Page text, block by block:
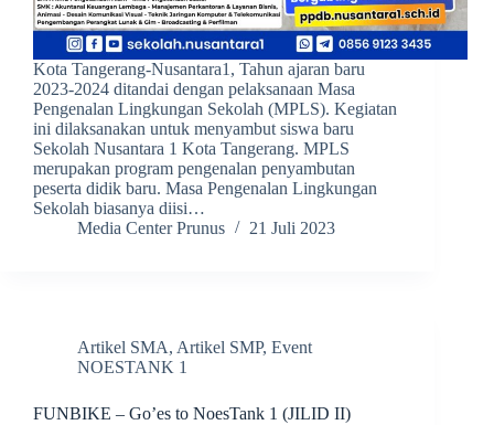
Kota Tangerang-Nusantara1, Tahun ajaran baru
2023-2024 ditandai dengan pelaksanaan Masa
Pengenalan Lingkungan Sekolah (MPLS). Kegiatan
ini dilaksanakan untuk menyambut siswa baru
Sekolah Nusantara 1 Kota Tangerang. MPLS
merupakan program pengenalan penyambutan
peserta didik baru. Masa Pengenalan Lingkungan
Sekolah biasanya diisi…
Media Center Prunus
21 Juli 2023
Artikel SMA, Artikel SMP, Event
NOESTANK 1
FUNBIKE – Go’es to NoesTank 1 (JILID II)